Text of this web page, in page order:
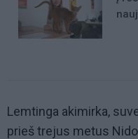
Lemtinga akimirka,
prieš trejus metus